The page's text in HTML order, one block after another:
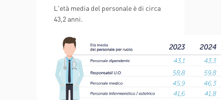
L'età media del personale è di circa
43,2 anni.